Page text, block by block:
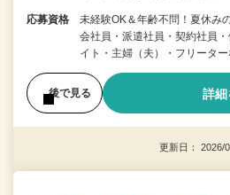
応募資格
未経験OK＆年齢不問！夏休み
会社員・派遣社員・契約社員
イト・主婦（夫）・フリータ
後で見る 詳細
更新日：